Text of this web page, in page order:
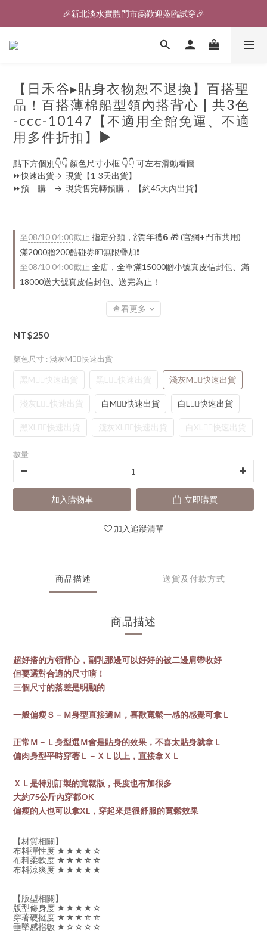
🎉新北淡水實體門市🤗歡迎蒞臨試穿🎉
【日禾谷▸貼身衣物恕不退換】百搭聖
品！百搭薄棉船型領內搭背心 | 共3色
-ccc-10147【不適用全館免運、不適
用多件折扣】▶
點下方個別👇👇 顏色尺寸小框 👇👇 可左右滑動看圖
⏩快速出貨→  現貨【1-3天出貨】
⏩預　購　→  現貨售完轉預購， 【約45天內出貨】
至08/10 04:00截止 指定分類，🍾賀年禮️𝟲 🎁 (官網+門市共用)
滿2000贈200酷碰券💵無限疊加❗
至08/10 04:00截止 全店，全單滿15000贈小號真皮信封包、滿
18000送大號真皮信封包、送完為止！
查看更多
NT$250
顏色尺寸 : 淺灰M👈🏻快速出貨
黑M👈🏻快速出貨 黑L👈🏻快速出貨 淺灰M👈🏻快速出貨
淺灰L👈🏻快速出貨 白M👈🏻快速出貨 白L👈🏻快速出貨
黑XL👈🏻快速出貨 淺灰XL👈🏻快速出貨 白XL👈🏻快速出貨
數量
加入購物車 立即購買
加入追蹤清單
商品描述 送貨及付款方式
商品描述
超好搭的方領背心，副乳那邊可以好好的被二邊肩帶收好
但要選對合適的尺寸唷！
三個尺寸的落差是明顯的
一般偏瘦Ｓ－Ｍ身型直接選Ｍ，喜歡寬鬆一感的感覺可拿Ｌ
正常Ｍ－Ｌ身型選Ｍ會是貼身的效果，不喜太貼身就拿Ｌ
偏肉身型平時穿著Ｌ－ＸＬ以上，直接拿ＸＬ
ＸＬ是特別訂製的寬鬆版，長度也有加很多
大約75公斤內穿都OK
偏瘦的人也可以拿XL，穿起來是很舒服的寬鬆效果
【材質相關】
布料彈性度 ★★★★☆
布料柔軟度 ★★★☆☆
布料涼爽度 ★★★★★
【版型相關】
版型修身度 ★★★★☆
穿著硬挺度 ★★★☆☆
垂墜感指數 ★☆☆☆☆